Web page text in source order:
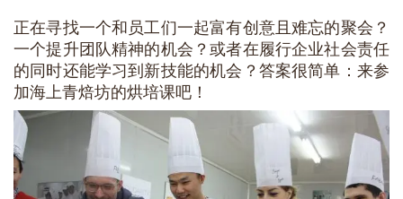
正在寻找一个和员工们一起富有创意且难忘的聚会？
一个提升团队精神的机会？或者在履行企业社会责任
的同时还能学习到新技能的机会？答案很简单：来参
加海上青焙坊的烘培课吧！